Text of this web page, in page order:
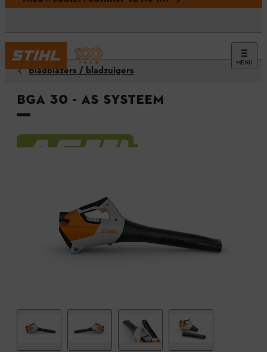
MENU
Bladblazers / bladzuigers
BGA 30 - AS systeem